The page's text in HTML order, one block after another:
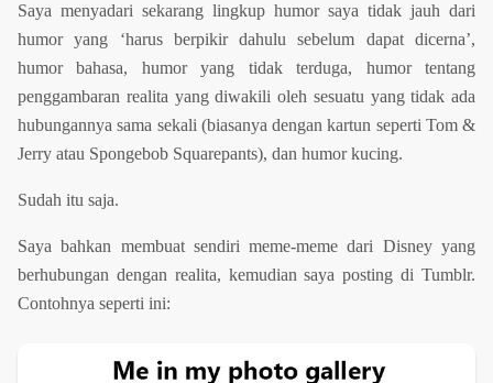
Saya menyadari sekarang lingkup humor saya tidak jauh dari
humor yang ‘harus berpikir dahulu sebelum dapat dicerna’,
humor bahasa, humor yang tidak terduga, humor tentang
penggambaran realita yang diwakili oleh sesuatu yang tidak ada
hubungannya sama sekali (biasanya dengan kartun seperti Tom &
Jerry atau Spongebob Squarepants), dan humor kucing.
Sudah itu saja.
Saya bahkan membuat sendiri meme-meme dari Disney yang
berhubungan dengan realita, kemudian saya posting di Tumblr.
Contohnya seperti ini: